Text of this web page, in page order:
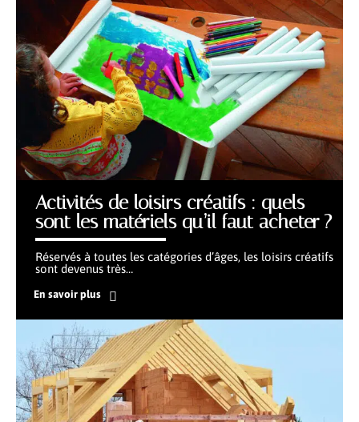
Activités de loisirs créatifs : quels
sont les matériels qu’il faut acheter ?
Réservés à toutes les catégories d’âges, les loisirs créatifs
sont devenus très…
En savoir plus